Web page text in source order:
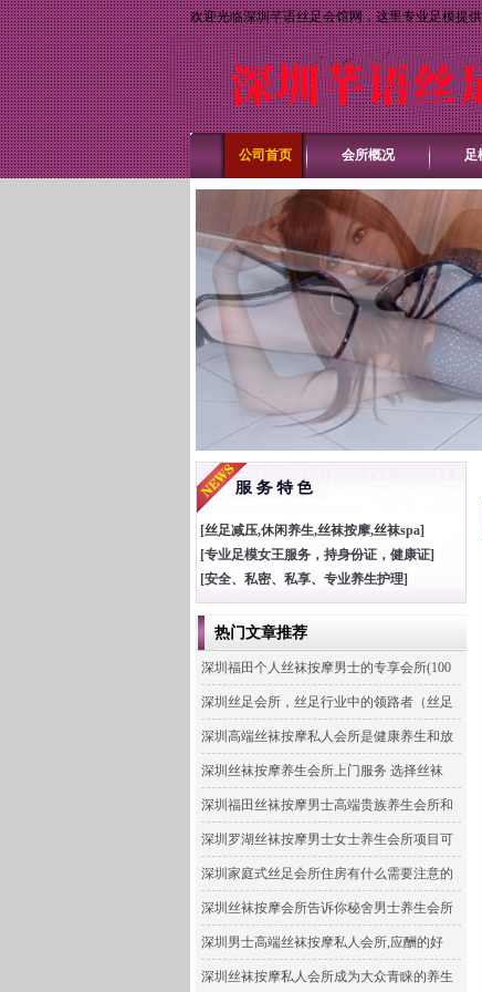
欢迎光临深圳芊语丝足会馆网，这里专业足模提
公司首页 会所概况 足
[丝足减压,休闲养生,丝袜按摩,丝袜spa]
[专业足模女王服务，持身份证，健康证]
[安全、私密、私享、专业养生护理]
热门文章推荐
深圳福田个人丝袜按摩男士的专享会所(100
深圳丝足会所，丝足行业中的领路者（丝足
深圳高端丝袜按摩私人会所是健康养生和放
深圳丝袜按摩养生会所上门服务 选择丝袜
深圳福田丝袜按摩男士高端贵族养生会所和
深圳罗湖丝袜按摩男士女士养生会所项目可
深圳家庭式丝足会所住房有什么需要注意的
深圳丝袜按摩会所告诉你秘舍男士养生会所
深圳男士高端丝袜按摩私人会所,应酬的好
深圳丝袜按摩私人会所成为大众青睐的养生